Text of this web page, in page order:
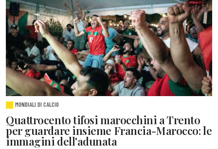
MONDIALI DI CALCIO
Quattrocento tifosi marocchini a Trento
per guardare insieme Francia-Marocco: le
immagini dell'adunata